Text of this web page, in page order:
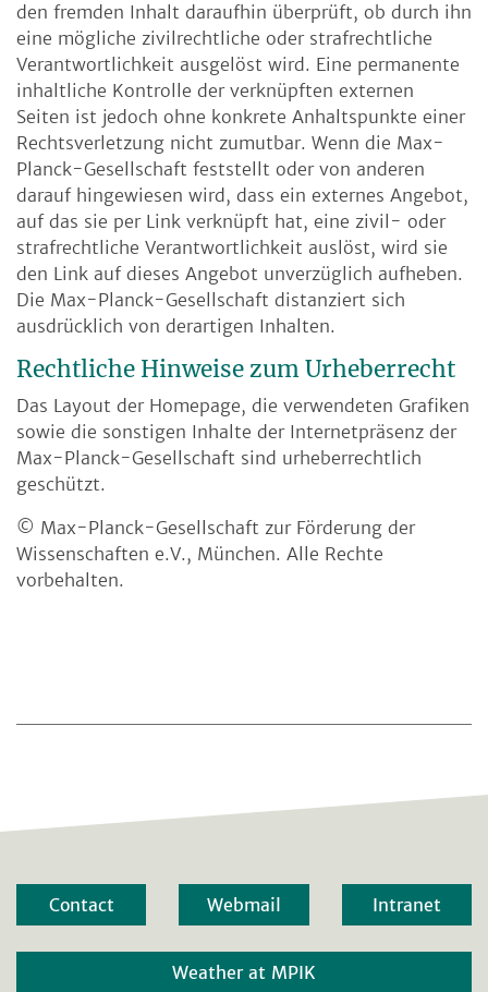
den fremden Inhalt daraufhin überprüft, ob durch ihn
eine mögliche zivilrechtliche oder strafrechtliche
Verantwortlichkeit ausgelöst wird. Eine permanente
inhaltliche Kontrolle der verknüpften externen
Seiten ist jedoch ohne konkrete Anhaltspunkte einer
Rechtsverletzung nicht zumutbar. Wenn die Max-
Planck-Gesellschaft feststellt oder von anderen
darauf hingewiesen wird, dass ein externes Angebot,
auf das sie per Link verknüpft hat, eine zivil- oder
strafrechtliche Verantwortlichkeit auslöst, wird sie
den Link auf dieses Angebot unverzüglich aufheben.
Die Max-Planck-Gesellschaft distanziert sich
ausdrücklich von derartigen Inhalten.
Rechtliche Hinweise zum Urheberrecht
Das Layout der Homepage, die verwendeten Grafiken
sowie die sonstigen Inhalte der Internetpräsenz der
Max-Planck-Gesellschaft sind urheberrechtlich
geschützt.
© Max-Planck-Gesellschaft zur Förderung der
Wissenschaften e.V., München. Alle Rechte
vorbehalten.
Contact Webmail Intranet
Weather at MPIK